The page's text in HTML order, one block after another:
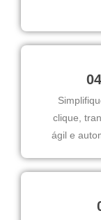
clique,
ágil e